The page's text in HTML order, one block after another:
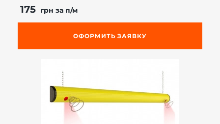
175 грн за п/м
ОФОРМИТЬ ЗАЯВКУ